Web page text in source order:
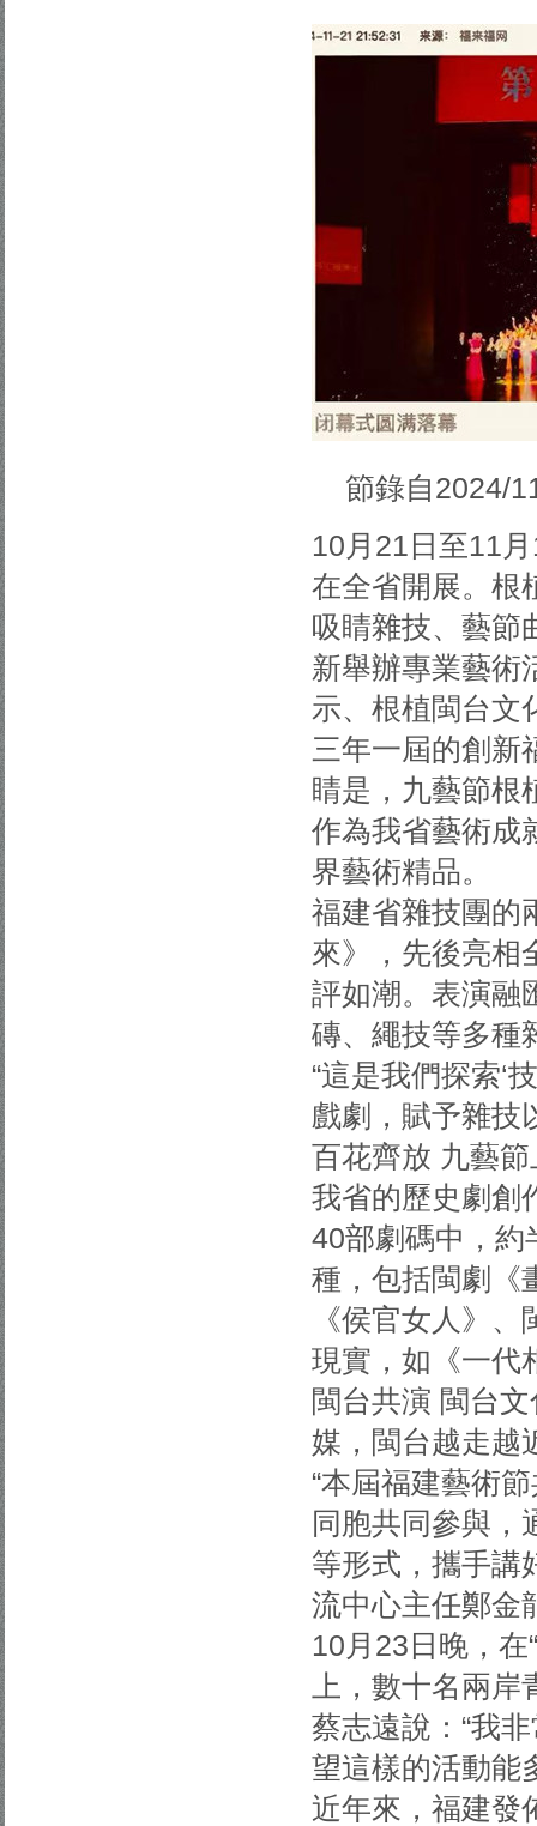
節錄自2024/
10月21日至11
在全省開展。根
吸睛雜技、藝節
新舉辦專業藝術
示、根植閩台文
三年一屆的創新
睛是，九藝節根
作為我省藝術成
界藝術精品。
福建省雜技團
來》，先後亮相
評如潮。表演融
磚、繩技等多種
“這是我們探索‘
戲劇，賦予雜技
百花齊放 九藝
我省的歷史劇創
40部劇碼中，約
種，包括閩劇《
《侯官女人》
現實，如《一代
閩台共演 閩台
媒，閩台越走越
“本屆福建藝術
同胞共同參與，
等形式，攜手講
流中心主任鄭金
10月23日晚，
上，數十名兩
蔡志遠說：“我
望這樣的活動能
近年來，福建發